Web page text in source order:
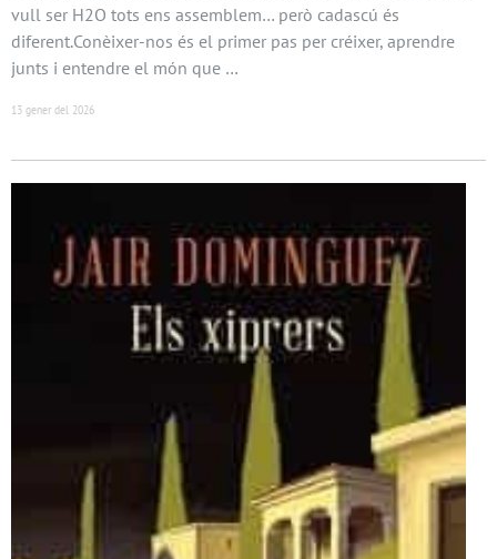
vull ser H2O tots ens assemblem… però cadascú és
diferent.Conèixer-nos és el primer pas per créixer, aprendre
junts i entendre el món que …
13 gener del 2026